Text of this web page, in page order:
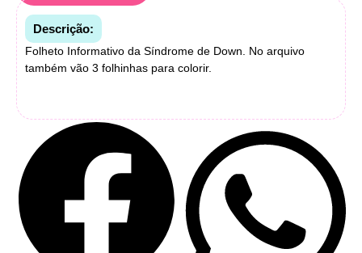
Descrição:
Folheto Informativo da Síndrome de Down. No arquivo
também vão 3 folhinhas para colorir.